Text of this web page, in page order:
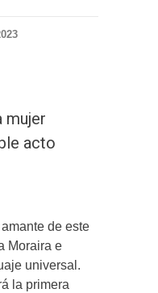
mujer
acto
de este
Moraira e
universal.
la primera